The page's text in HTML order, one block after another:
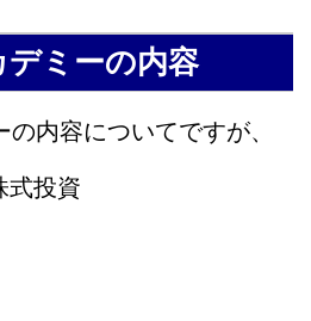
デミーの内容
内容についてですが、
式投資